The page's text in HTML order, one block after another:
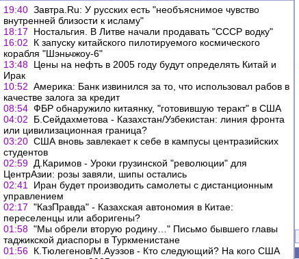
19:40 Завтра.Ru: У русских есть "необъяснимое чувство
внутренней близости к исламу"
18:17
Ностальгия. В Литве начали продавать "СССР водку"
16:02
К запуску китайского пилотируемого космического
корабля "Шэньчжоу-6"
13:48 Цены на нефть в 2005 году будут определять Китай и
Ирак
10:52 Америка: Банк извинился за то, что использовал рабов в
качестве залога за кредит
08:54 ФБР обнаружило китаянку, "готовившую теракт" в США
04:02
Б.Сейдахметова - Казахстан/Узбекистан: линия фронта
или цивилизационная граница?
03:20 США вновь завлекает к себе в кампусы центразийских
студентов
02:59 Д.Каримов - Уроки грузинской "революции" для
ЦентрАзии: розы завяли, шипы остались
02:41
Иран будет производить самолеты с дистанционным
управлением
02:17 "КазПравда" - Казахская автономия в Китае:
переселенцы или аборигены?
01:58 "Мы обрели вторую родину…" Письмо бывшего главы
таджикской диаспоры в Туркменистане
01:56 К.Тюлегенов/М.Ауэзов - Кто следующий? На кого США